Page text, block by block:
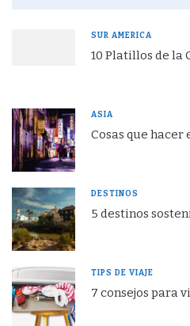
SUR AMERICA
10 Platillos de la
ASIA
Cosas que hacer
DESTINOS
5 destinos
TIPS DE VIAJE
7 consejos para